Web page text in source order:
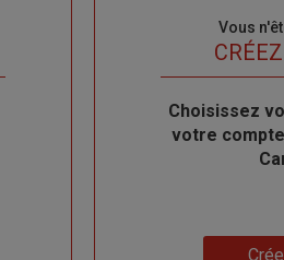
Vous
TITRE
Body
Choisissez
votre